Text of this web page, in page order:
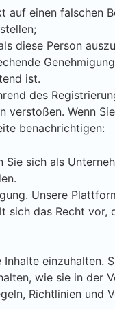
einen falschen
diese Person
ist.
des
verstoßen. Wenn
benachrichtigen:
sich als
Unsere
sich das Recht vor,
einzuhalten.
wie sie in der
Richtlinien und